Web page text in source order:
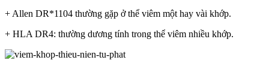
+ Allen DR*1104 thường gặp ở thể viêm một hay vài khớp.
+ HLA DR4: thường dương tính trong thể viêm nhiều khớp.